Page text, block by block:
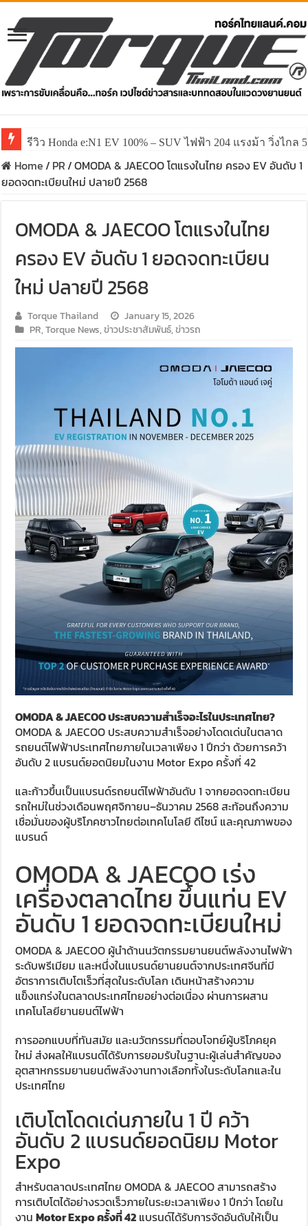
รีวิว Honda e:N1 EV 100% – SUV ไฟฟ้า 204 แรงม้า วิ่งไกล
Home/ PR/OMODA & JAECOO โตแรงในไทย ครอง EV อันดับ 1
ยอดจดทะเบียนใหม่ ปลายปี 2568
OMODA & JAECOO โตแรงในไทย
ครอง EV อันดับ 1 ยอดจดทะเบียน
ใหม่ ปลายปี 2568
Torque Thailand
January 15, 2026
PR,Torque News,ข่าวประชาสัมพันธ์,ข่าวรถ
OMODA & JAECOO ประสบความสำเร็จอะไรในประเทศไทย?
OMODA & JAECOO ประสบความสำเร็จอย่างโดดเด่นในตลาด
รถยนต์ไฟฟ้าประเทศไทยภายในเวลาเพียง 1 ปีกว่า ด้วยการคว้า
อันดับ 2 แบรนด์ยอดนิยมในงาน Motor Expo ครั้งที่ 42
และก้าวขึ้นเป็นแบรนด์รถยนต์ไฟฟ้าอันดับ 1 จากยอดจดทะเบียน
รถใหม่ในช่วงเดือนพฤศจิกายน–ธันวาคม 2568 สะท้อนถึงความ
เชื่อมั่นของผู้บริโภคชาวไทยต่อเทคโนโลยี ดีไซน์ และคุณภาพของ
แบรนด์
OMODA & JAECOO เร่ง
เครื่องตลาดไทย ขึ้นแท่น EV
อันดับ 1 ยอดจดทะเบียนใหม่
OMODA & JAECOO ผู้นำด้านนวัตกรรมยานยนต์พลังงานไฟฟ้า
ระดับพรีเมียม และหนึ่งในแบรนด์ยานยนต์จากประเทศจีนที่มี
อัตราการเติบโตเร็วที่สุดในระดับโลก เดินหน้าสร้างความ
แข็งแกร่งในตลาดประเทศไทยอย่างต่อเนื่อง ผ่านการผสาน
เทคโนโลยียานยนต์ไฟฟ้า
การออกแบบที่ทันสมัย และนวัตกรรมที่ตอบโจทย์ผู้บริโภคยุค
ใหม่ ส่งผลให้แบรนด์ได้รับการยอมรับในฐานะผู้เล่นสำคัญของ
อุตสาหกรรมยานยนต์พลังงานทางเลือกทั้งในระดับโลกและใน
ประเทศไทย
เติบโตโดดเด่นภายใน 1 ปี คว้า
อันดับ 2 แบรนด์ยอดนิยม Motor
Expo
สำหรับตลาดประเทศไทย OMODA & JAECOO สามารถสร้าง
การเติบโตได้อย่างรวดเร็วภายในระยะเวลาเพียง 1 ปีกว่า โดยใน
งานMotor Expo ครั้งที่ 42 แบรนด์ได้รับการจัดอันดับให้เป็น